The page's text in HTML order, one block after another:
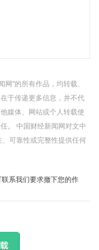
网"的所有作品，均转载、
于传递更多信息，并不代
媒体、网站或个人转载使
。 中国财经新闻网对文中
可靠性或完整性提供任何
系我们要求撤下您的作